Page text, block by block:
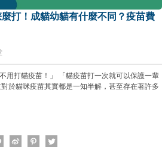
打！成貓幼貓有什麼不同？疫苗費
疫苗打一次就可以保護一輩